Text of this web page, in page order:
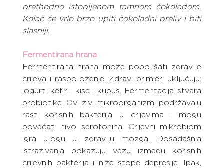
prethodno istopljenom tamnom čokoladom.
Kolač će vrlo brzo upiti čokoladni preliv i biti
slasniji.
Fermentirana hrana
Fermentirana hrana može poboljšati zdravlje
crijeva i raspoloženje. Zdravi primjeri uključuju:
jogurt, kefir i kiseli kupus. Fermentacija stvara
probiotike. Ovi živi mikroorganizmi podržavaju
rast korisnih bakterija u crijevima i mogu
povećati nivo serotonina. Crijevni mikrobiom
igra ulogu u zdravlju mozga. Dosadašnja
istraživanja pokazuju vezu između korisnih
crijevnih bakterija i niže stope depresije. Ipak,